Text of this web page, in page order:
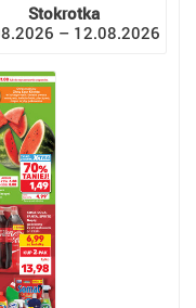
Stokrotka
– 12.08.2026